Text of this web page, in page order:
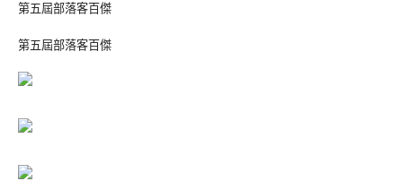
第五屆部落客百傑
第五屆部落客百傑